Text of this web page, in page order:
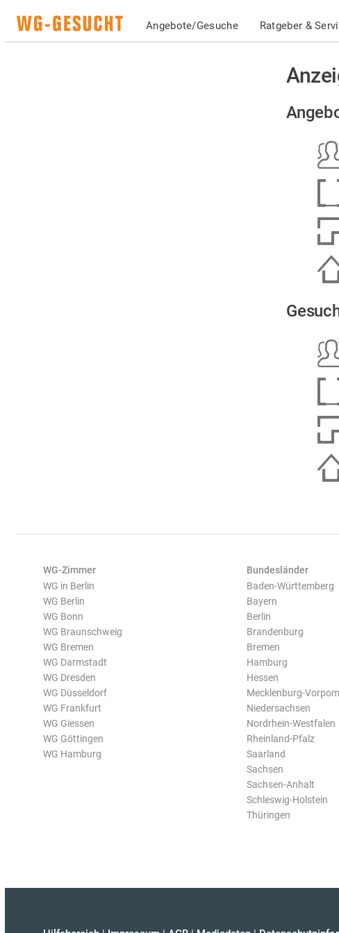
Angebote/Gesuche Ratgeber &
WG-Zimmer
WG in Berlin
WG Berlin
WG Bonn
WG Braunschweig
WG Bremen
WG Darmstadt
WG Dresden
WG Düsseldorf
WG Frankfurt
WG Giessen
WG Göttingen
WG Hamburg
Bundesländer
Baden-Württemberg
Bayern
Berlin
Brandenburg
Bremen
Hamburg
Hessen
Mecklenburg-
Niedersachsen
Nordrhein-Westfalen
Rheinland-Pfalz
Saarland
Sachsen
Sachsen-Anhalt
Schleswig-Holstein
Thüringen